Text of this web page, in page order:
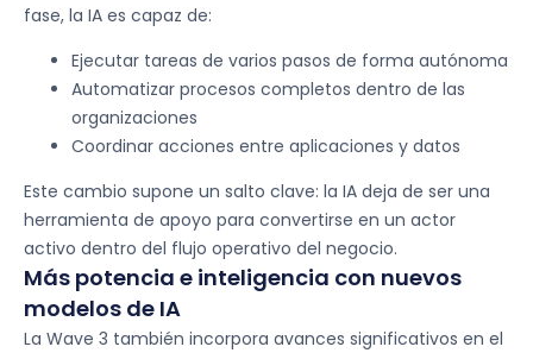
fase, la IA es capaz de:
Ejecutar tareas de varios pasos de forma autónoma
Automatizar procesos completos dentro de las
organizaciones
Coordinar acciones entre aplicaciones y datos
Este cambio supone un salto clave: la IA deja de ser una
herramienta de apoyo para convertirse en un actor
activo dentro del flujo operativo del negocio.
Más potencia e inteligencia con nuevos
modelos de IA​
La Wave 3 también incorpora avances significativos en el